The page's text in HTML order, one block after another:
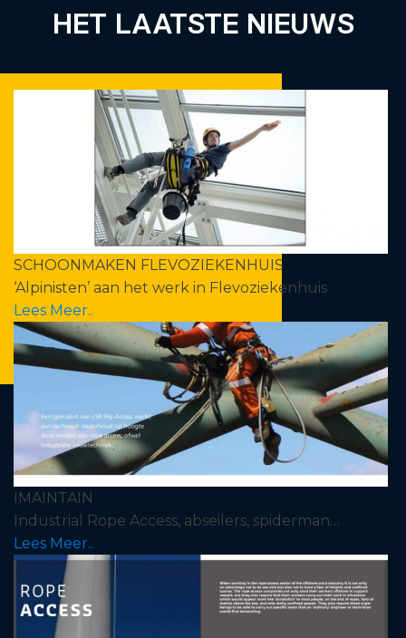
HET LAATSTE NIEUWS
SCHOONMAKEN FLEVOZIEKENHUIS
‘Alpinisten’ aan het werk in Flevoziekenhuis
Lees Meer..
IMAINTAIN
Industrial Rope Access, abseilers, spiderman…
Lees Meer..